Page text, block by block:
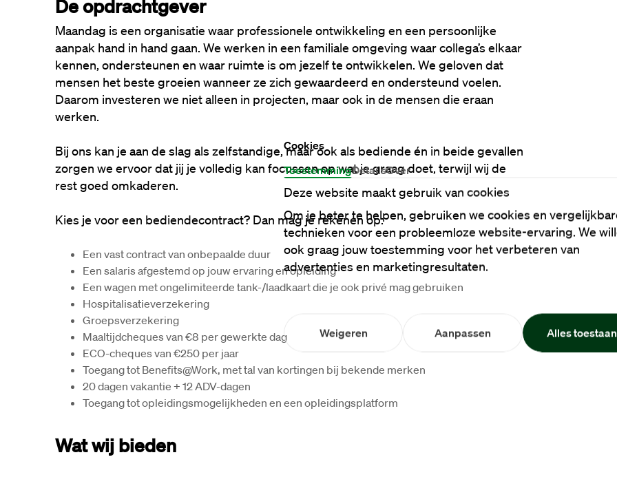
Cookies
ToestemmingDetailsOver
Deze website maakt gebruik van cookies
Om je beter te helpen, gebruiken we cookies en
technieken voor een probleemloze website-ervaring. We
ook graag jouw toestemming voor het verbeteren van
advertenties en marketingresultaten.
Weigeren Aanpassen Alles toestaan
De opdrachtgever
Maandag is een organisatie waar professionele ontwikkeling en een persoonlijke
aanpak hand in hand gaan. We werken in een familiale omgeving waar collega’s elkaar
kennen, ondersteunen en waar ruimte is om jezelf te ontwikkelen. We geloven dat
mensen het beste groeien wanneer ze zich gewaardeerd en ondersteund voelen.
Daarom investeren we niet alleen in projecten, maar ook in de mensen die eraan
werken.
Bij ons kan je aan de slag als zelfstandige, maar ook als bediende én in beide gevallen
zorgen we ervoor dat jij je volledig kan focussen op wat je graag doet, terwijl wij de
rest goed omkaderen.
Kies je voor een bediendecontract? Dan mag je rekenen op:
Een vast contract van onbepaalde duur
Een salaris afgestemd op jouw ervaring en opleiding
Een wagen met ongelimiteerde tank-/laadkaart die je ook privé mag gebruiken
Hospitalisatieverzekering
Groepsverzekering
Maaltijdcheques van €8 per gewerkte dag
ECO-cheques van €250 per jaar
Toegang tot Benefits@Work, met tal van kortingen bij bekende merken
20 dagen vakantie + 12 ADV-dagen
Toegang tot opleidingsmogelijkheden en een opleidingsplatform
Wat wij bieden